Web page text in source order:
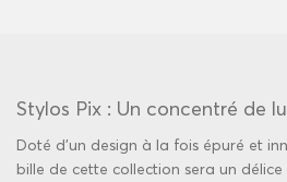
Stylos Pix : Un concentré de
Doté d’un design à la fois épuré et
bille de cette collection sera un